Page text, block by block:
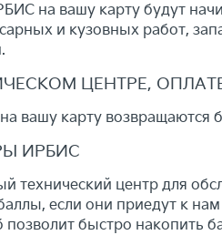
на вашу карту будут
и кузовных работ,
ЦЕНТРЕ,
карту возвращаются
ИРБИС
центр для
если они приедут к
быстро накопить